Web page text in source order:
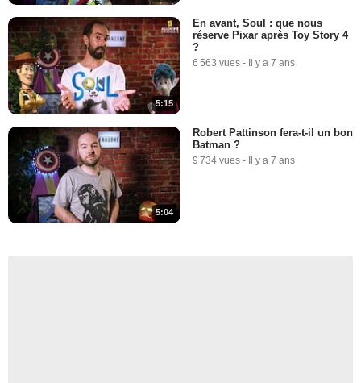
5:15
En avant, Soul : que nous
réserve Pixar après Toy Story 4
?
6 563 vues - Il y a 7 ans
5:04
Robert Pattinson fera-t-il un bon
Batman ?
9 734 vues - Il y a 7 ans